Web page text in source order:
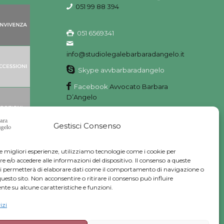
Gestisci Consenso
migliori esperienze, utilizziamo tecnologie come i cookie per
e/o accedere alle informazioni del dispositivo. Il consenso a queste
permetterà di elaborare dati come il comportamento di navigazione o
sito. Non acconsentire o ritirare il consenso può influire
su alcune caratteristiche e funzioni.
051 99 88 394
051 6569341
info@studiolegalebarbaradangelo.it
Skype avvbarbaradangelo
FacebookAvvocato Barbara
D’Angelo
D’Angelo